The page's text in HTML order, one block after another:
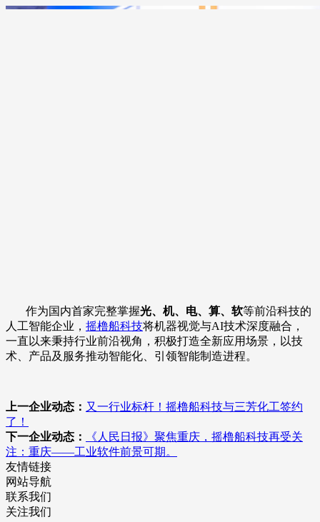
作为国内首家完整掌握光、机、电、算、软等前沿科技的
人工智能企业， 摇橹船科技将机器视觉与AI技术深度融合，
一直以来秉持行业前沿视角，积极打造全新应用场景，以技
术、产品及服务推动智能化、引领智能制造进程。
上一企业动态： 又一行业标杆！摇橹船科技与三芳化工签约
了！
下一企业动态：
《人民日报》聚焦重庆，摇橹船科技再受关
注：重庆——工业软件前景可期。
友情链接
网站导航
联系我们
关注我们